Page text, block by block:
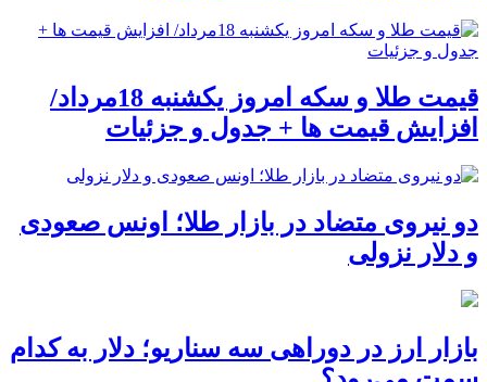
قیمت طلا و سکه امروز یکشنبه 18مرداد/
افزایش قیمت ها + جدول و جزئیات
دو نیروی متضاد در بازار طلا؛ اونس صعودی
و دلار نزولی
بازار ارز در دوراهی سه سناریو؛ دلار به کدام